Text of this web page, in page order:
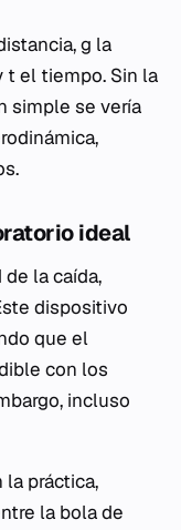
g la
t el tiempo. Sin la
simple se vería
ideal
la caída,
dispositivo
que el
con los
incluso
la práctica,
la bola de